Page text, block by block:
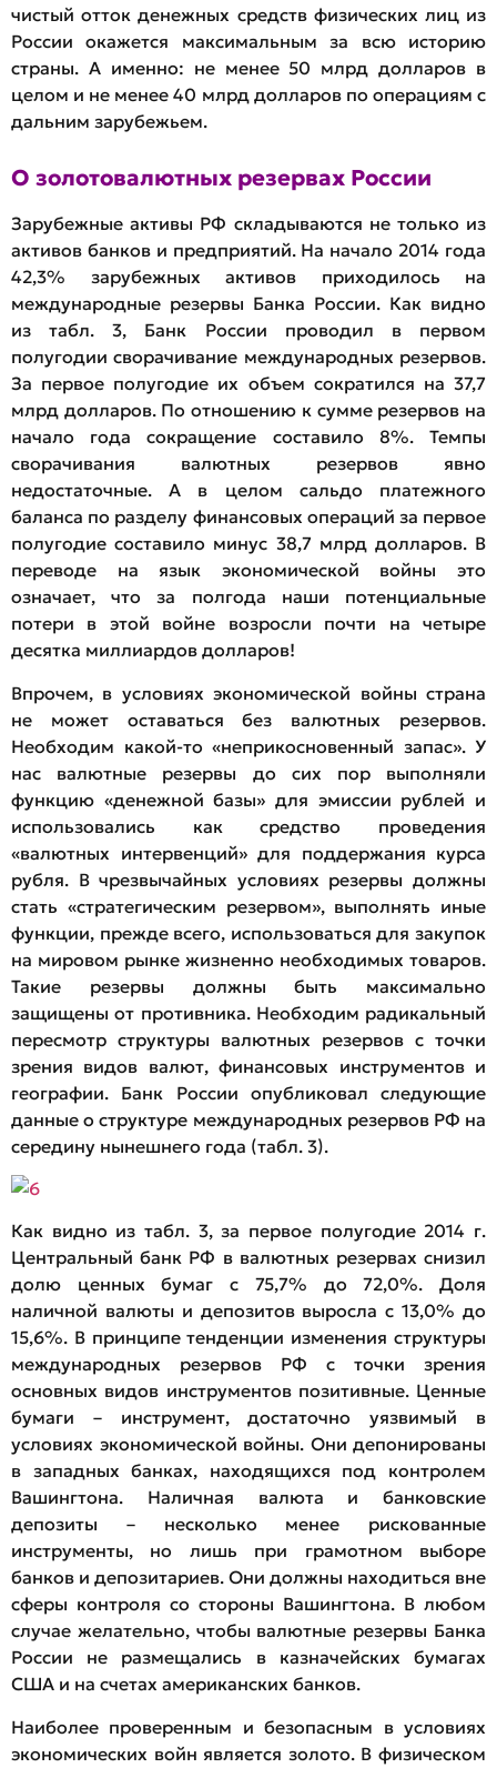
чистый отток денежных средств физических лиц из
России окажется максимальным за всю историю
страны. А именно: не менее 50 млрд долларов в
целом и не менее 40 млрд долларов по операциям с
дальним зарубежьем.
О золотовалютных резервах России
Зарубежные активы РФ складываются не только из
активов банков и предприятий. На начало 2014 года
42,3% зарубежных активов приходилось на
международные резервы Банка России. Как видно
из табл. 3, Банк России проводил в первом
полугодии сворачивание международных резервов.
За первое полугодие их объем сократился на 37,7
млрд долларов. По отношению к сумме резервов на
начало года сокращение составило 8%. Темпы
сворачивания валютных резервов явно
недостаточные. А в целом сальдо платежного
баланса по разделу финансовых операций за первое
полугодие составило минус 38,7 млрд долларов. В
переводе на язык экономической войны это
означает, что за полгода наши потенциальные
потери в этой войне возросли почти на четыре
десятка миллиардов долларов!
Впрочем, в условиях экономической войны страна
не может оставаться без валютных резервов.
Необходим какой-то «неприкосновенный запас». У
нас валютные резервы до сих пор выполняли
функцию «денежной базы» для эмиссии рублей и
использовались как средство проведения
«валютных интервенций» для поддержания курса
рубля. В чрезвычайных условиях резервы должны
стать «стратегическим резервом», выполнять иные
функции, прежде всего, использоваться для закупок
на мировом рынке жизненно необходимых товаров.
Такие резервы должны быть максимально
защищены от противника. Необходим радикальный
пересмотр структуры валютных резервов с точки
зрения видов валют, финансовых инструментов и
географии. Банк России опубликовал следующие
данные о структуре международных резервов РФ на
середину нынешнего года (табл. 3).
Как видно из табл. 3, за первое полугодие 2014 г.
Центральный банк РФ в валютных резервах снизил
долю ценных бумаг с 75,7% до 72,0%. Доля
наличной валюты и депозитов выросла с 13,0% до
15,6%. В принципе тенденции изменения структуры
международных резервов РФ с точки зрения
основных видов инструментов позитивные. Ценные
бумаги – инструмент, достаточно уязвимый в
условиях экономической войны. Они депонированы
в западных банках, находящихся под контролем
Вашингтона. Наличная валюта и банковские
депозиты – несколько менее рискованные
инструменты, но лишь при грамотном выборе
банков и депозитариев. Они должны находиться вне
сферы контроля со стороны Вашингтона. В любом
случае желательно, чтобы валютные резервы Банка
России не размещались в казначейских бумагах
США и на счетах американских банков.
Наиболее проверенным и безопасным в условиях
экономических войн является золото. В физическом